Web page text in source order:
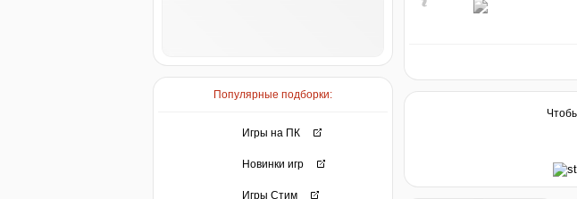
Популярные подборки:
Игры на ПК
Новинки игр
Игры Стим